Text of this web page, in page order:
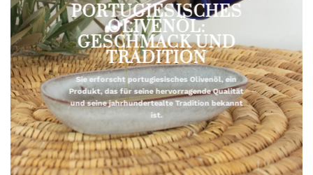
PORTUGIESISCHES
OLIVENÖL:
GESCHMACK UND
TRADITION
Sie erforscht portugiesisches Olivenöl, ein
Produkt, das für seine hervorragende Qualität
und seine jahrhundertealte Tradition bekannt
ist.